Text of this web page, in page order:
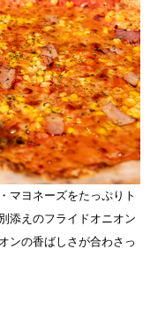
マヨネーズをたっぷりト
添えのフライドオニオン
ンの香ばしさが合わさっ